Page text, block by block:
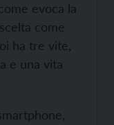
evoca la
come
ha tre vite,
e una vita